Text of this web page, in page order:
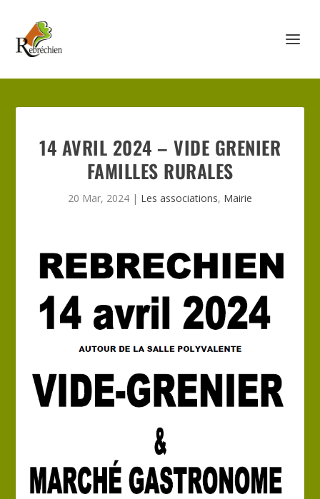
14 AVRIL 2024 – VIDE GRENIER
FAMILLES RURALES
20 Mar, 2024 | Les associations, Mairie